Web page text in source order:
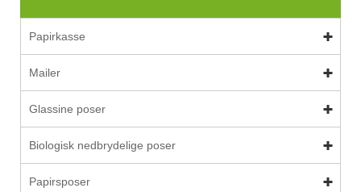
Papirkasse
Mailer
Glassine poser
Biologisk nedbrydelige poser
Papirsposer